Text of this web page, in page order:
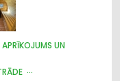
UN